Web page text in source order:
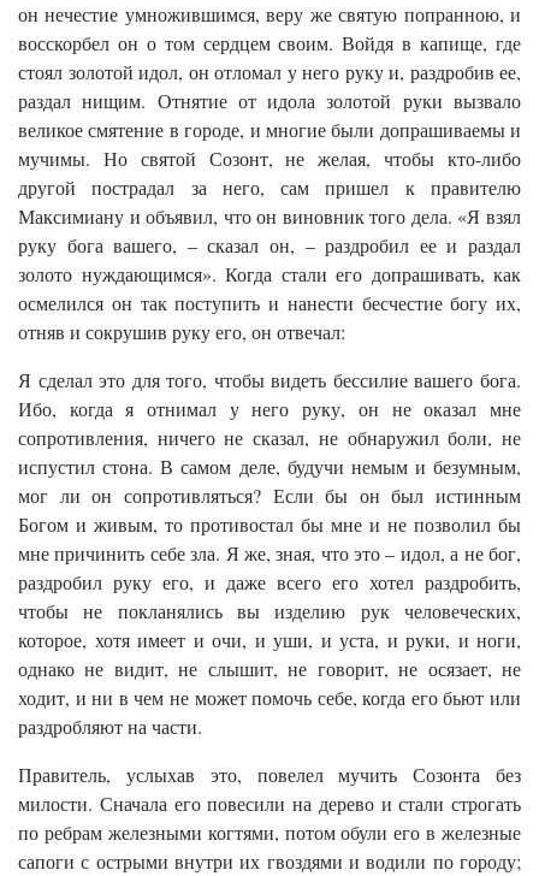
он нечестие умножившимся, веру же святую попранною, и
восскорбел он о том сердцем своим. Войдя в капище, где
стоял золотой идол, он отломал у него руку и, раздробив ее,
раздал нищим. Отнятие от идола золотой руки вызвало
великое смятение в городе, и многие были допрашиваемы и
мучимы. Но святой Созонт, не желая, чтобы кто-либо
другой пострадал за него, сам пришел к правителю
Максимиану и объявил, что он виновник того дела. «Я взял
руку бога вашего, – сказал он, – раздробил ее и раздал
золото нуждающимся». Когда стали его допрашивать, как
осмелился он так поступить и нанести бесчестие богу их,
отняв и сокрушив руку его, он отвечал:
Я сделал это для того, чтобы видеть бессилие вашего бога.
Ибо, когда я отнимал у него руку, он не оказал мне
сопротивления, ничего не сказал, не обнаружил боли, не
испустил стона. В самом деле, будучи немым и безумным,
мог ли он сопротивляться? Если бы он был истинным
Богом и живым, то противостал бы мне и не позволил бы
мне причинить себе зла. Я же, зная, что это – идол, а не бог,
раздробил руку его, и даже всего его хотел раздробить,
чтобы не покланялись вы изделию рук человеческих,
которое, хотя имеет и очи, и уши, и уста, и руки, и ноги,
однако не видит, не слышит, не говорит, не осязает, не
ходит, и ни в чем не может помочь себе, когда его бьют или
раздробляют на части.
Правитель, услыхав это, повелел мучить Созонта без
милости. Сначала его повесили на дерево и стали строгать
по ребрам железными когтями, потом обули его в железные
сапоги с острыми внутри их гвоздями и водили по городу;